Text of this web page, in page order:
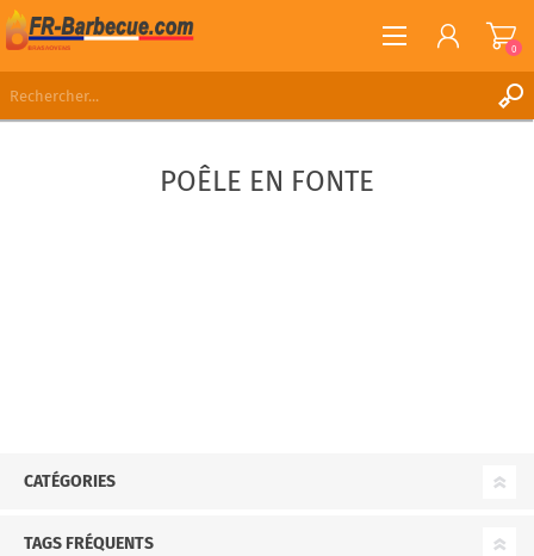
0
POÊLE EN FONTE
CATÉGORIES
TAGS FRÉQUENTS